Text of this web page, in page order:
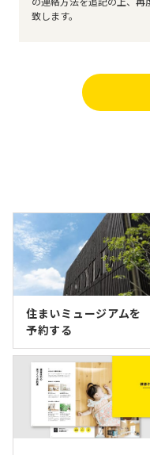
囲を越えた利用、提
集目的の範囲ある
囲を越える取扱い
致します。
住まいミュージアムを
予約する